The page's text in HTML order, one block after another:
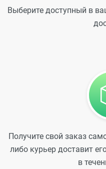
Выберите доступный в
Получите свой заказ
либо курьер доставит
в